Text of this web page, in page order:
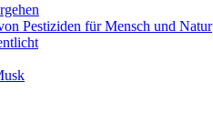
Pestiziden für Mensch und Natur